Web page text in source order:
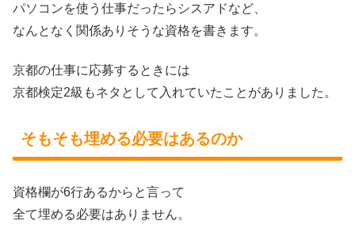
パソコンを使う仕事だったらシスアドなど、
なんとなく関係ありそうな資格を書きます。
京都の仕事に応募するときには
京都検定2級もネタとして入れていたことがありました。
そもそも埋める必要はあるのか
資格欄が6行あるからと言って
全て埋める必要はありません。